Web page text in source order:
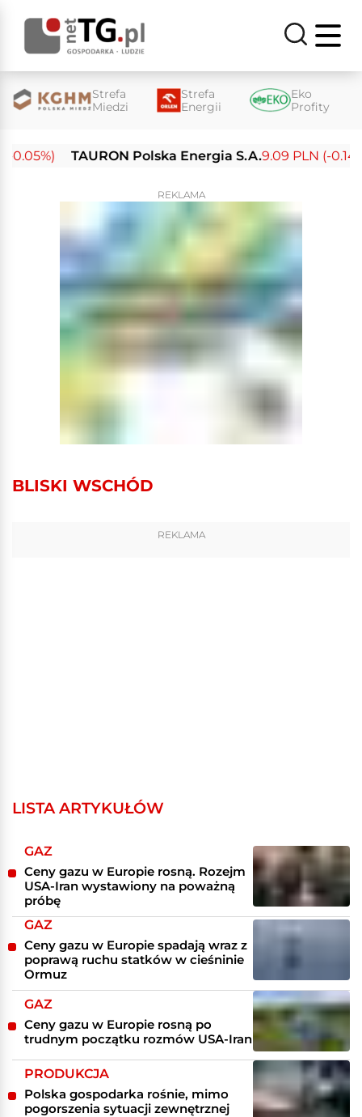
Strefa
Miedzi
Strefa
Energii
Eko
Profity
TAURON Polska Energia S.A.9.09 PLN (-0.14%)
REKLAMA
BLISKI WSCHÓD
REKLAMA
LISTA ARTYKUŁÓW
GAZ
Ceny gazu w Europie rosną. Rozejm
USA-Iran wystawiony na poważną
próbę
GAZ
Ceny gazu w Europie spadają wraz z
poprawą ruchu statków w cieśninie
Ormuz
GAZ
Ceny gazu w Europie rosną po
trudnym początku rozmów USA-Iran
PRODUKCJA
Polska gospodarka rośnie, mimo
pogorszenia sytuacji zewnętrznej